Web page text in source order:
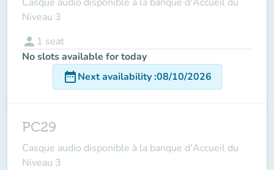
Niveau 3
person 1 seat
No slots available for today
date_rangeNext availability:08/10/2026
PC29
Casque audio disponible à la banque d'Accueil du
Niveau 3